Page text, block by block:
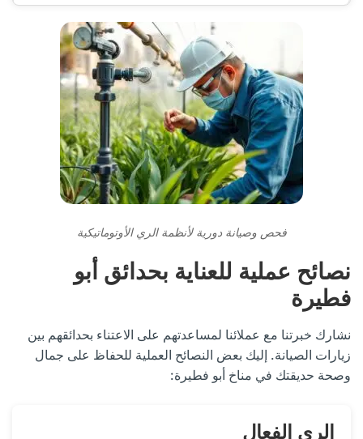
فحص وصيانة دورية لأنظمة الري الأوتوماتيكية
نصائح عملية للعناية بحدائق أبو
فطيرة
نشارك خبرتنا مع عملائنا لمساعدتهم على الاعتناء بحدائقهم بين
زيارات الصيانة. إليك بعض النصائح العملية للحفاظ على جمال
وصحة حديقتك في مناخ أبو فطيرة:
الري الفعال